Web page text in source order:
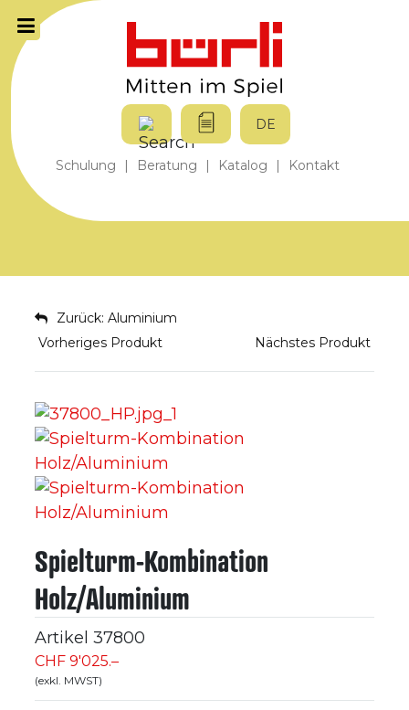
Schulung | Beratung | Katalog | Kontakt
DE
Zurück: Aluminium
Vorheriges Produkt
Nächstes Produkt
Spielturm-Kombination
Holz/Aluminium
Artikel 37800
CHF 9'025.–
(exkl. MWST)